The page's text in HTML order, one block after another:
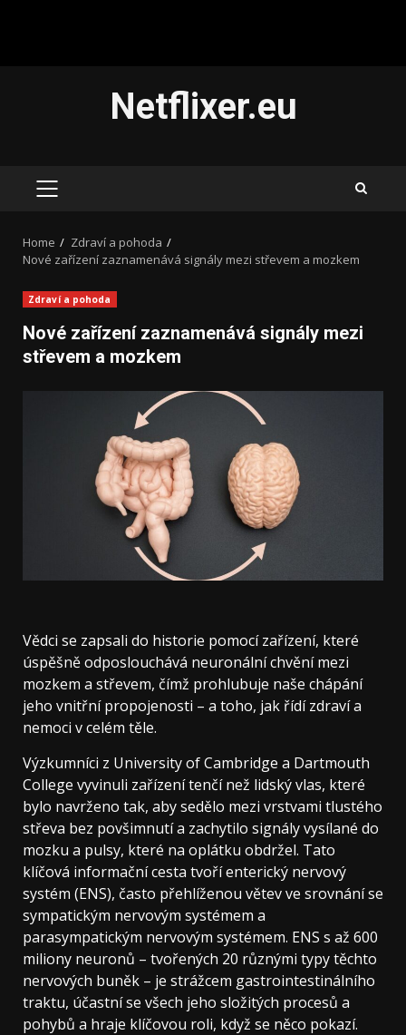
Netflixer.eu
PRIMARY
Home
Zdraví a pohoda
Nové zařízení zaznamenává signály mezi střevem a mozkem
Zdraví a pohoda
Nové zařízení zaznamenává signály mezi
střevem a mozkem
Vědci se zapsali do historie pomocí zařízení, které
úspěšně odposlouchává neuronální chvění mezi
mozkem a střevem, čímž prohlubuje naše chápání
jeho vnitřní propojenosti – a toho, jak řídí zdraví a
nemoci v celém těle.
Výzkumníci z University of Cambridge a Dartmouth
College vyvinuli zařízení tenčí než lidský vlas, které
bylo navrženo tak, aby sedělo mezi vrstvami tlustého
střeva bez povšimnutí a zachytilo signály vysílané do
mozku a pulsy, které na oplátku obdržel. Tato
klíčová informační cesta tvoří enterický nervový
systém (ENS), často přehlíženou větev ve srovnání se
sympatickým nervovým systémem a
parasympatickým nervovým systémem. ENS s až 600
miliony neuronů – tvořených 20 různými typy těchto
nervových buněk – je strážcem gastrointestinálního
traktu, účastní se všech jeho složitých procesů a
pohybů a hraje klíčovou roli, když se něco pokazí.